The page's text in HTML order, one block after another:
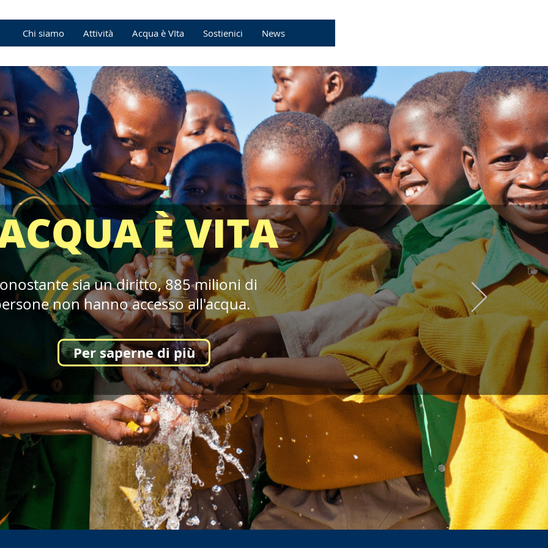
Chi siamo Attività Acqua è VIta Sostienici News
È VITA
sia un diritto, 885 milioni di
non hanno accesso all'acqua.
Per saperne di più